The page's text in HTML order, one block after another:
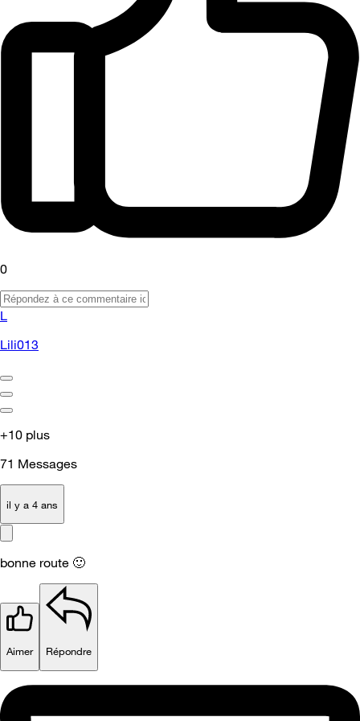
0
L
Lili013
+10 plus
71 Messages
il y a 4 ans
bonne route 🙂
Aimer Répondre